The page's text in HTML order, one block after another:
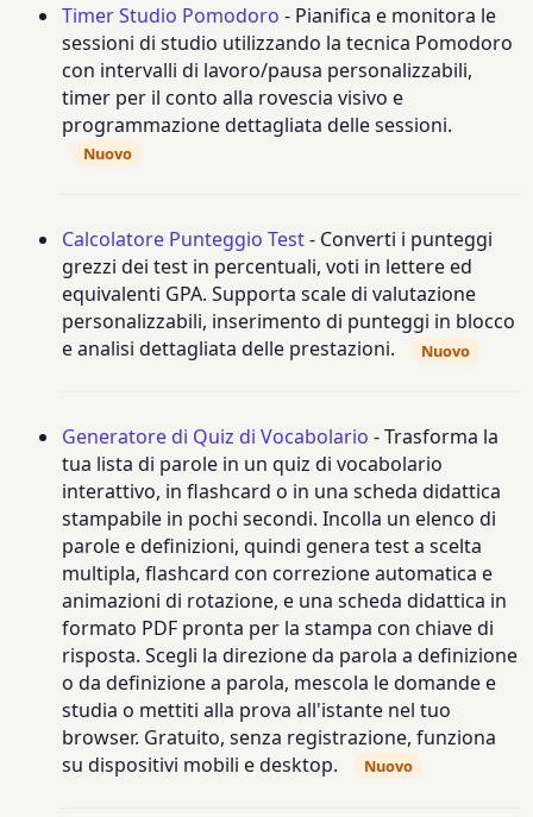
Timer Studio Pomodoro - Pianifica e monitora le
sessioni di studio utilizzando la tecnica Pomodoro
con intervalli di lavoro/pausa personalizzabili,
timer per il conto alla rovescia visivo e
programmazione dettagliata delle sessioni.
Nuovo
Calcolatore Punteggio Test- Converti i punteggi
grezzi dei test in percentuali, voti in lettere ed
equivalenti GPA. Supporta scale di valutazione
personalizzabili, inserimento di punteggi in blocco
e analisi dettagliata delle prestazioni.
Nuovo
Generatore di Quiz di Vocabolario - Trasforma la
tua lista di parole in un quiz di vocabolario
interattivo, in flashcard o in una scheda didattica
stampabile in pochi secondi. Incolla un elenco di
parole e definizioni, quindi genera test a scelta
multipla, flashcard con correzione automatica e
animazioni di rotazione, e una scheda didattica in
formato PDF pronta per la stampa con chiave di
risposta. Scegli la direzione da parola a definizione
o da definizione a parola, mescola le domande e
studia o mettiti alla prova all'istante nel tuo
browser. Gratuito, senza registrazione, funziona
su dispositivi mobili e desktop.
Nuovo